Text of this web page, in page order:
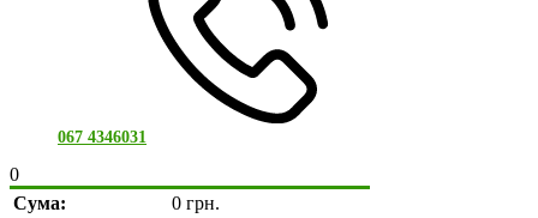
067 4346031
0
Сума:
0 грн.